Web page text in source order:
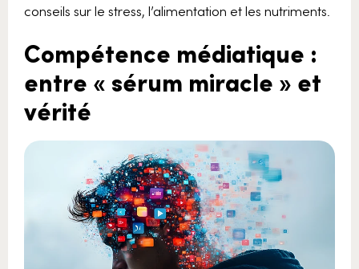
conseils sur le stress, l’alimentation et les nutriments.
Compétence médiatique :
entre « sérum miracle » et
vérité